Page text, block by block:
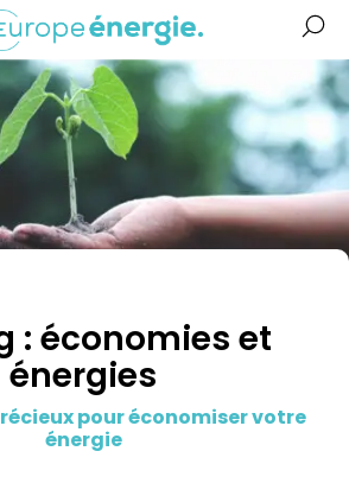
: économies et
énergies
pour économiser votre
énergie
Isolation
Aides &
Financement